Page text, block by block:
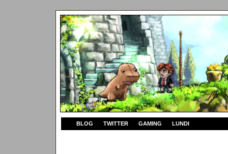
BLOG TWITTER GAMING LUNDI